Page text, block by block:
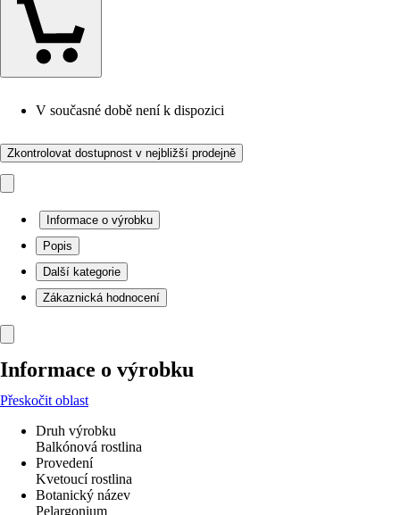
V současné době není k dispozici
Zkontrolovat dostupnost v nejbližší prodejně
Informace o výrobku
Popis
Další kategorie
Zákaznická hodnocení
Informace o výrobku
Přeskočit oblast
Druh výrobku
Balkónová rostlina
Provedení
Kvetoucí rostlina
Botanický název
Pelargonium